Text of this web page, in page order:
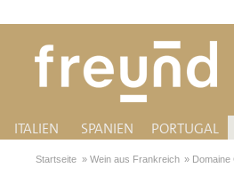
ITALIEN SPANIEN PORTUGAL
Startseite » Wein aus Frankreich » Domaine